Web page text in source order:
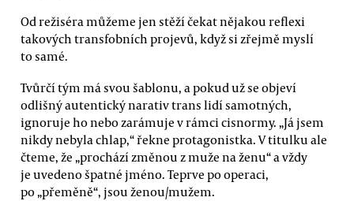
Od režiséra můžeme jen stěží čekat nějakou reflexi
takových transfobních projevů, když si zřejmě myslí
to samé.
Tvůrčí tým má svou šablonu, a pokud už se objeví
odlišný autentický narativ trans lidí samotných,
ignoruje ho nebo zarámuje v rámci cisnormy. „Já jsem
nikdy nebyla chlap,“ řekne protagonistka. V titulku ale
čteme, že „prochází změnou z muže na ženu“ a vždy
je uvedeno špatné jméno. Teprve po operaci,
po „přeměně“, jsou ženou/mužem.